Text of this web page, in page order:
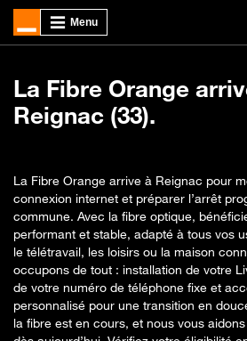
La Fibre Orange
Reignac (33).
La Fibre Orange arrive à Reignac pour
connexion internet et préparer l’arrêt
commune. Avec la fibre optique,
performant et stable, adapté à tous vos
le télétravail, les loisirs ou la maison
occupons de tout : installation de votre
de votre numéro de téléphone fixe et
personnalisé pour une transition en
la fibre est en cours, et nous vous